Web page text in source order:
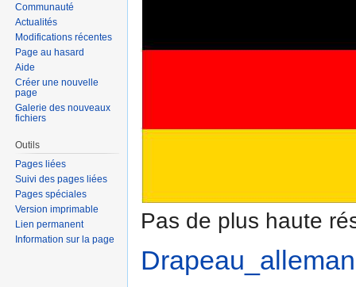
Pas de plus haute
Communauté
Actualités
Modifications récentes
Page au hasard
Aide
Créer une nouvelle
page
Galerie des nouveaux
fichiers
Outils
Pages liées
Suivi des pages liées
Pages spéciales
Version imprimable
Lien permanent
Information sur la page